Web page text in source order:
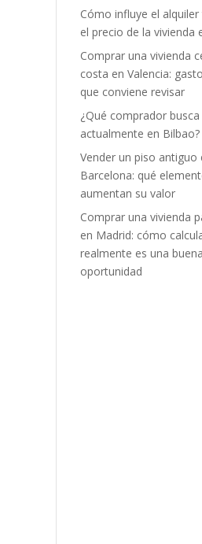
Cómo influye el
el precio de la vivienda
Comprar una vivienda
costa en Valencia:
que conviene revisar
¿Qué comprador busca
actualmente en Bilbao?
Vender un piso antiguo
Barcelona: qué
aumentan su valor
Comprar una vivienda
en Madrid: cómo
realmente es una buena
oportunidad